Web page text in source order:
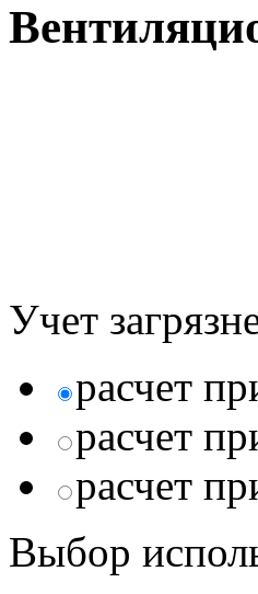
Учет
расчет
расчет
расчет
Выбор